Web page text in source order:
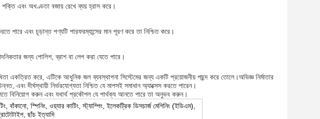
শক্তি এবং অখণ্ডতা বজায় রেখে ব্যয় হ্রাস করে।
পারে এবং চূড়ান্ত পণ্যটি পারফরম্যান্সের মান পূরণ করে তা নিশ্চিত করে।
জন্য পোলিশ, ব্রাশ বা লেপ করা যেতে পারে।
একত্রিত করে, এটিকে আধুনিক জল ব্যবস্থাপনা সিস্টেমের জন্য একটি প্রয়োজনীয় পছন্দ করে তোলে।অভিজ্ঞ নির্মাতার
এবং দীর্ঘস্থায়ী নির্ভরযোগ্যতা নিশ্চিত যে মাপসই সমাধান অ্যাক্সেস করতে পারেন।
বিনিয়োগ করুন এবং যথার্থ প্রকৌশল যে পার্থক্য আনতে পারে তা অনুভব করুন।
বাঁকানো, স্পিনিং, ওয়্যার কাটিং, স্ট্যাম্পিং, ইলেকট্রিক ডিসচার্জ মেশিনিং (ইডিএম),
ছাঁচ ইত্যাদি